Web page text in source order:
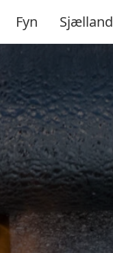
Fyn Sjælland